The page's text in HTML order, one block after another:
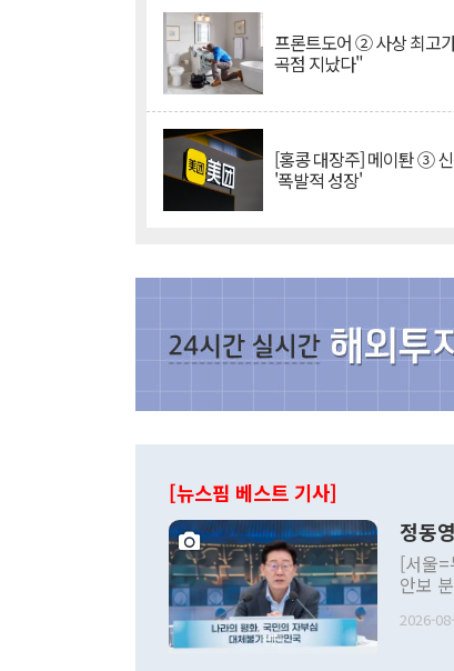
프론트도어 ② 사상 최고
곡점 지났다"
[홍콩 대장주] 메이퇀 ③
'폭발적 성장'
[뉴스핌 베스트 기사]
정동
[서울=
안보
발언
2026-